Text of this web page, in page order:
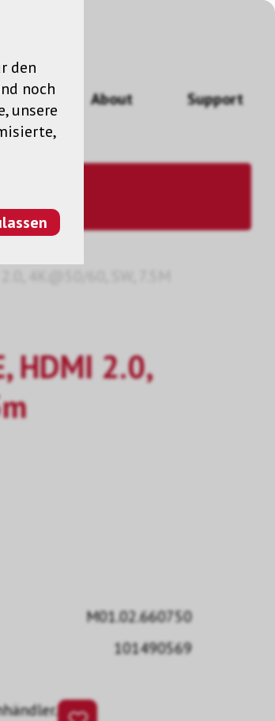
News About Support
HDMI 2.0,
M01.02.660750
101490569
den
noch
unsere